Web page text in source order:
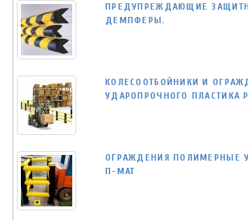
ПРЕДУПРЕЖДАЮЩИЕ
ДЕМПФЕРЫ.
КОЛЕСООТБОЙНИКИ И
УДАРОПРОЧНОГО ПЛАСТИКА
ОГРАЖДЕНИЯ ПОЛИМЕРНЫЕ
П-МАТ